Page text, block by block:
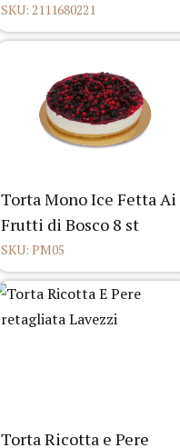
SKU: 2111680221
Torta Mono Ice Fetta Ai
Frutti di Bosco 8 st
SKU: PM05
Torta Ricotta e Pere